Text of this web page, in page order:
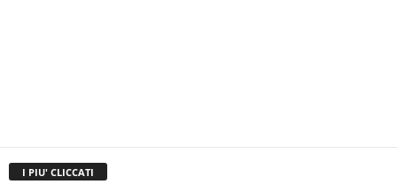
I PIU' CLICCATI